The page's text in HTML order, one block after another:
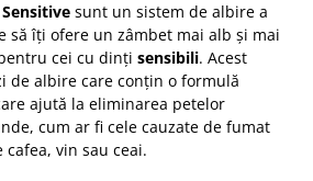
sunt un sistem de albire a
să îți ofere un zâmbet mai alb și mai
cei cu dinți sensibili. Acest
de albire care conțin o formulă
ajută la eliminarea petelor
cum ar fi cele cauzate de fumat
vin sau ceai.